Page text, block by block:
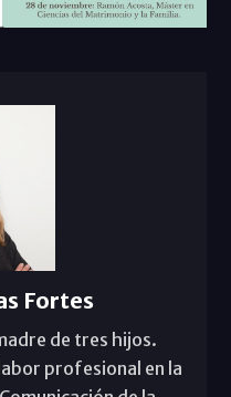
Fortes
de tres hijos.
profesional en la